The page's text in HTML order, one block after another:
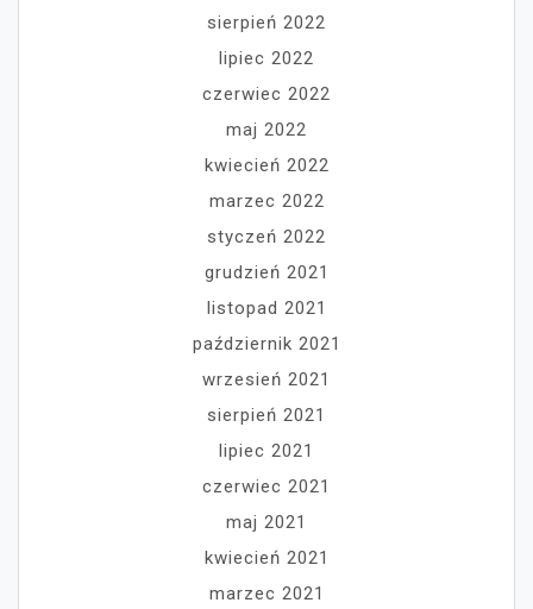
sierpień 2022
lipiec 2022
czerwiec 2022
maj 2022
kwiecień 2022
marzec 2022
styczeń 2022
grudzień 2021
listopad 2021
październik 2021
wrzesień 2021
sierpień 2021
lipiec 2021
czerwiec 2021
maj 2021
kwiecień 2021
marzec 2021